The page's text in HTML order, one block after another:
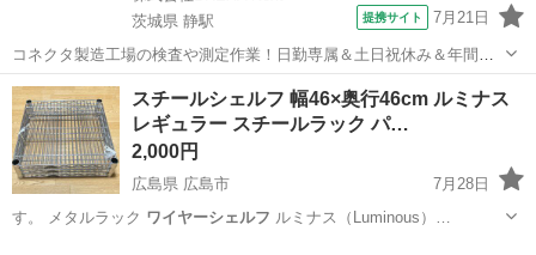
茨城県 静駅
提携サイト 7月21日
コネクタ製造工場の検査や測定作業！日勤専属＆土日祝休み＆年間休
日128日★クリーンルーム内作業★マイカー通勤OK＆無料駐車場あり
★就業先食堂利用可！日払い制度あり！《茨城県常陸大宮市》 人気の
工場のお仕事 ◇コネクタ製造工...
茨城 常陸大宮市 その他
スチールシェルフ 幅46×奥行46cm ルミナス
レギュラー スチールラック パ…
2,000円
広島県 広島市
7月28日
す。 メタルラック ワイヤーシェルフ ルミナス（Luminous）…